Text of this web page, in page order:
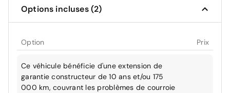
Options incluses (2)
Option Prix
Ce véhicule bénéficie d'une extension de
garantie constructeur de 10 ans et/ou 175
000 km, couvrant les problèmes de courroie